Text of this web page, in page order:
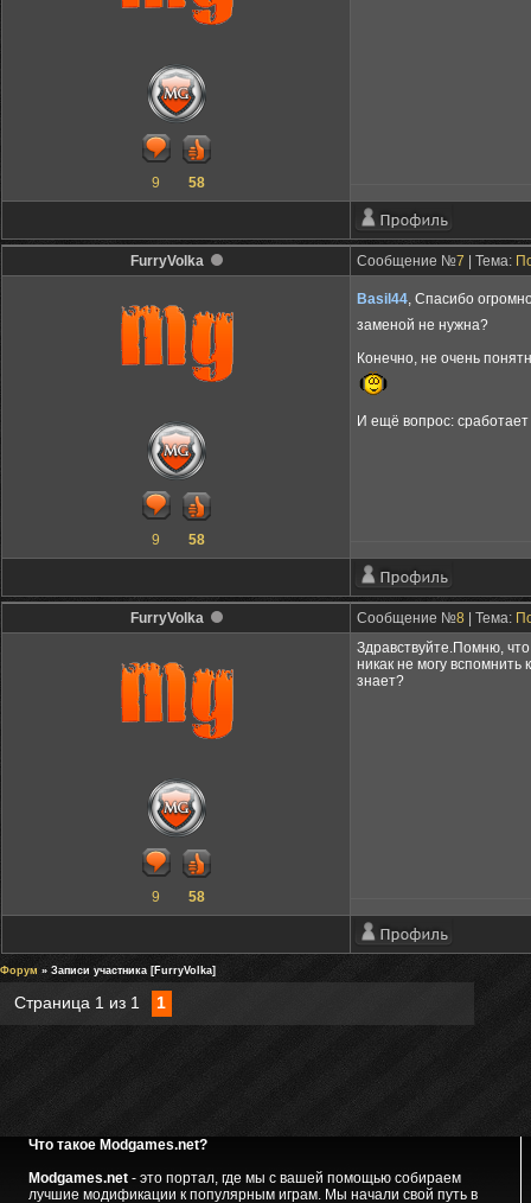
9 58
FurryVolka Сообщение №7 | Тема:
9 58
Basil44 , Спасибо
заменой не нужна?
Конечно, не очень
И ещё вопрос: сработает
FurryVolka Сообщение №8 | Тема:
9 58
Здравствуйте.Помню,
никак не могу вспомнить
знает?
Форум » Записи участника [FurryVolka]
Страница 1 из 1 1
Что такое Modgames.net?
Modgames.net- это портал, где мы с вашей помощью собираем
лучшие модификации к популярным играм. Мы начали свой путь в